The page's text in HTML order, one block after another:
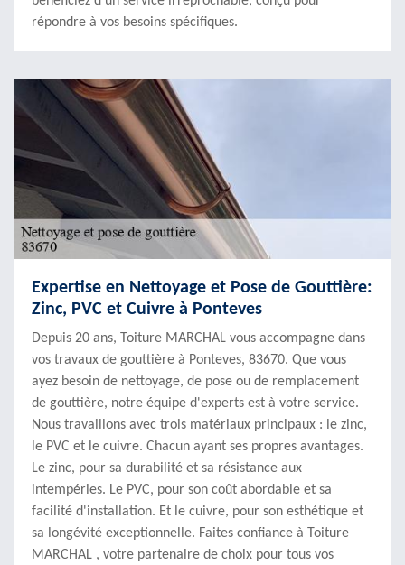
répondre à vos besoins spécifiques.
Expertise en Nettoyage et Pose de Gouttière:
Zinc, PVC et Cuivre à Ponteves
Depuis 20 ans, Toiture MARCHAL vous accompagne dans
vos travaux de gouttière à Ponteves, 83670. Que vous
ayez besoin de nettoyage, de pose ou de remplacement
de gouttière, notre équipe d'experts est à votre service.
Nous travaillons avec trois matériaux principaux : le zinc,
le PVC et le cuivre. Chacun ayant ses propres avantages.
Le zinc, pour sa durabilité et sa résistance aux
intempéries. Le PVC, pour son coût abordable et sa
facilité d'installation. Et le cuivre, pour son esthétique et
sa longévité exceptionnelle. Faites confiance à Toiture
MARCHAL , votre partenaire de choix pour tous vos